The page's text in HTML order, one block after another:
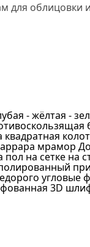
облицовки
- жёлтая -
квадратная
мрамор
пол на сетке на
угловые
3D